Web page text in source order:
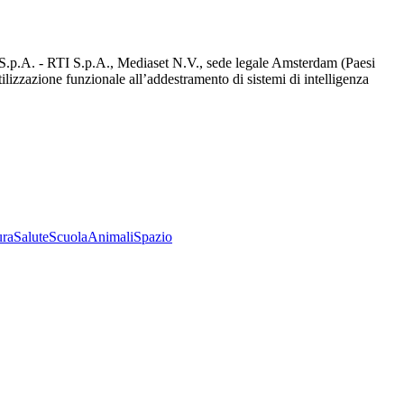
- RTI S.p.A., Mediaset N.V., sede legale Amsterdam (Paesi
funzionale all’addestramento di sistemi di intelligenza
SaluteScuolaAnimaliSpazio